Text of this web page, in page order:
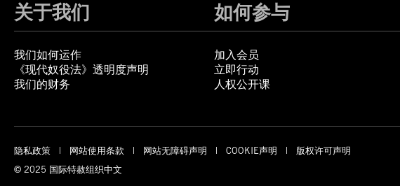
关于我们
我们如何运作
《现代奴役法》透明度声明
我们的财务
如何参与
加入会员
立即行动
人权公开课
隐私政策 网站使用条款 网站无障碍声明 COOKIE声明
版权许可声明
© 2025 国际特赦组织中文